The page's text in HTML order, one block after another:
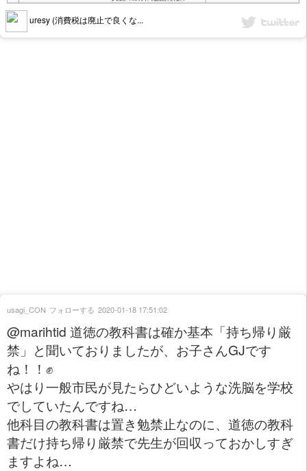
uresy (消費税は廃止で良くな...
@marihtid 道徳の教科書は確か基本「持ち帰り厳
禁」と聞いておりましたが、お子さんGJです
ね！！✊
やはり一般市民が見たらひどいような洗脳を学校
でしていたんですね…
他科目の教科書は置き勉禁止なのに、道徳の教科
書だけ持ち帰り厳禁で先生が回収っておかしすぎ
ますよね…
usagi_CON フォローする 2020-01-18 17:51:02